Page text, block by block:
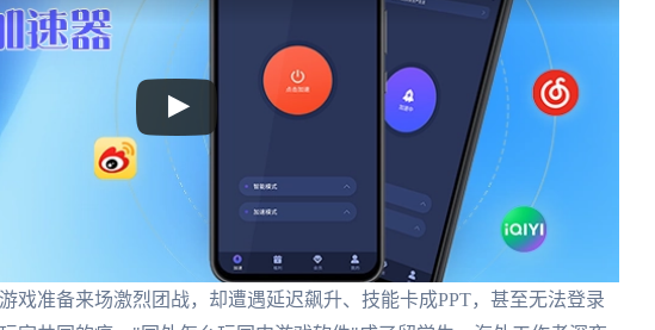
戏准备来场激烈团战，却遭遇延迟飙升、技能卡成PPT，甚至无法登录